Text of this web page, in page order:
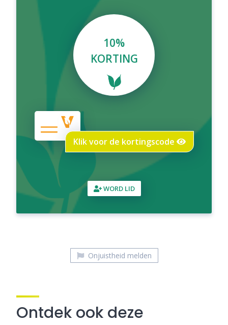
10%
KORTING
Klik voor de kortingscode
WORD LID
Onjuistheid melden
Ontdek ook deze